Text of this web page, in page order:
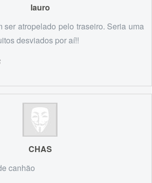
lauro
ser atropelado pelo traseiro. Seria uma
desviados por aí!!
CHAS
canhão